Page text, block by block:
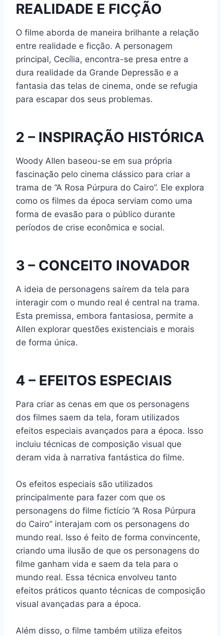
REALIDADE E FICÇÃO
O filme aborda de maneira brilhante a relação
entre realidade e ficção. A personagem
principal, Cecília, encontra-se presa entre a
dura realidade da Grande Depressão e a
fantasia das telas de cinema, onde se refugia
para escapar dos seus problemas.
2 – INSPIRAÇÃO HISTÓRICA
Woody Allen baseou-se em sua própria
fascinação pelo cinema clássico para criar a
trama de “A Rosa Púrpura do Cairo”. Ele explora
como os filmes da época serviam como uma
forma de evasão para o público durante
períodos de crise econômica e social.
3 – CONCEITO INOVADOR
A ideia de personagens saírem da tela para
interagir com o mundo real é central na trama.
Esta premissa, embora fantasiosa, permite a
Allen explorar questões existenciais e morais
de forma única.
4 – EFEITOS ESPECIAIS
Para criar as cenas em que os personagens
dos filmes saem da tela, foram utilizados
efeitos especiais avançados para a época. Isso
incluiu técnicas de composição visual que
deram vida à narrativa fantástica do filme.
Os efeitos especiais são utilizados
principalmente para fazer com que os
personagens do filme fictício “A Rosa Púrpura
do Cairo” interajam com os personagens do
mundo real. Isso é feito de forma convincente,
criando uma ilusão de que os personagens do
filme ganham vida e saem da tela para o
mundo real. Essa técnica envolveu tanto
efeitos práticos quanto técnicas de composição
visual avançadas para a época.
Além disso, o filme também utiliza efeitos